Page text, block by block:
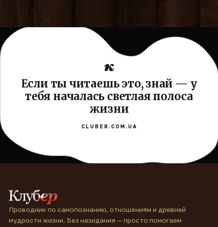
Если ты читаешь это, знай — у
тебя началась светлая полоса
жизни
CLUBER.COM.UA
Проводник по самопознанию, отношениям и древней
мудрости жизни. Без назидания — просто помогаем